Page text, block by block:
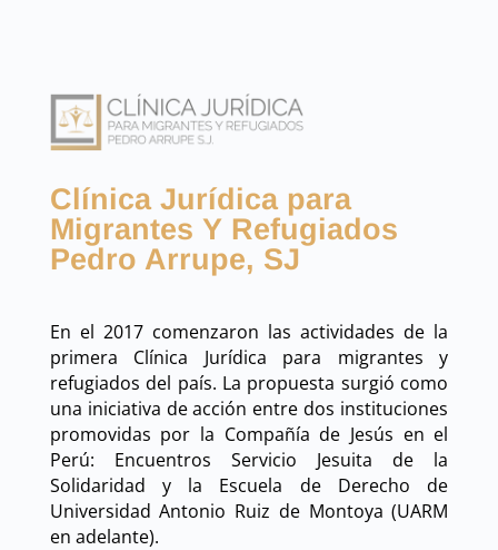
Clínica Jurídica para
Migrantes Y Refugiados
Pedro Arrupe, SJ
En el 2017 comenzaron las actividades de la
primera Clínica Jurídica para migrantes y
refugiados del país. La propuesta surgió como
una iniciativa de acción entre dos instituciones
promovidas por la Compañía de Jesús en el
Perú: Encuentros Servicio Jesuita de la
Solidaridad y la Escuela de Derecho de
Universidad Antonio Ruiz de Montoya (UARM
en adelante).